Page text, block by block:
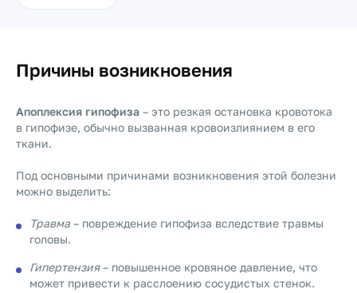
Причины возникновения
Апоплексия гипофиза – это резкая остановка кровотока
в гипофизе, обычно вызванная кровоизлиянием в его
ткани.
Под основными причинами возникновения этой болезни
можно выделить:
Травма– повреждение гипофиза вследствие травмы
головы.
Гипертензия– повышенное кровяное давление, что
может привести к расслоению сосудистых стенок.